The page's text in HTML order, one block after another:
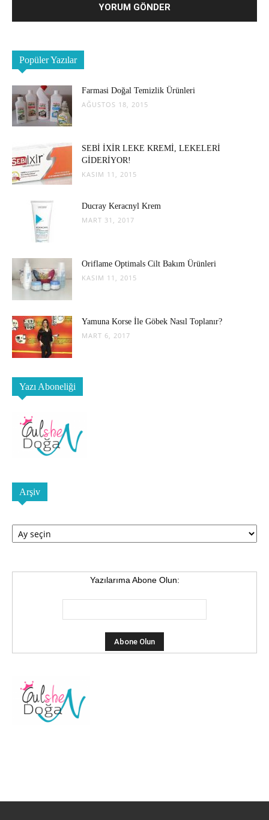
Popüler Yazılar
Farmasi Doğal Temizlik Ürünleri
AĞUSTOS 18, 2015
SEBİ İXİR LEKE KREMİ, LEKELERİ
GİDERİYOR!
KASIM 11, 2015
Ducray Keracnyl Krem
MART 31, 2017
Oriflame Optimals Cilt Bakım Ürünleri
KASIM 11, 2015
Yamuna Korse İle Göbek Nasıl Toplanır?
MART 6, 2017
Yazı Aboneliği
Arşiv
Arşiv
Yazılarıma Abone Olun: